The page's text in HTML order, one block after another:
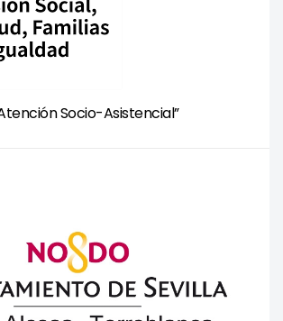
Socio-Asistencial”